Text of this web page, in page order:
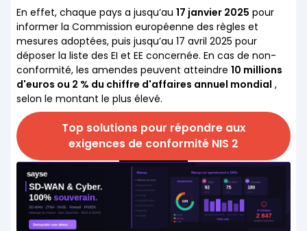
En effet, chaque pays a jusqu’au 17 janvier 2025 pour
informer la Commission européenne des règles et
mesures adoptées, puis jusqu’au 17 avril 2025 pour
déposer la liste des EI et EE concernée. En cas de non-
conformité, les amendes peuvent atteindre 10 millions
d'euros ou 2 % du chiffre d'affaires annuel mondial ,
selon le montant le plus élevé.
Top solutions pour répondre aux
exigences de conformité NIS 2